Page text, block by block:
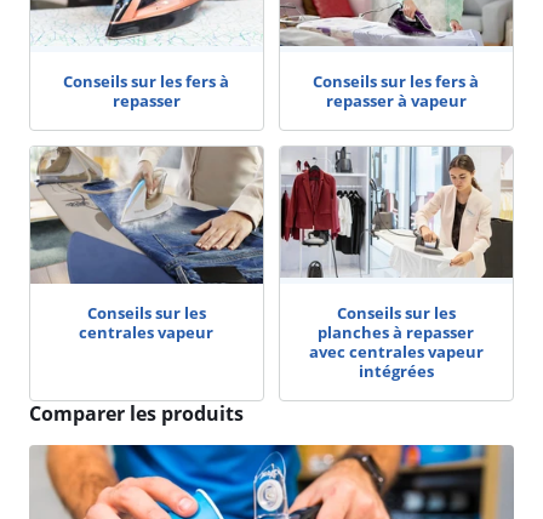
Conseils sur les fers à
repasser
Conseils sur les fers à
repasser à vapeur
Conseils sur les
centrales vapeur
Conseils sur les
planches à repasser
avec centrales vapeur
intégrées
Comparer les produits